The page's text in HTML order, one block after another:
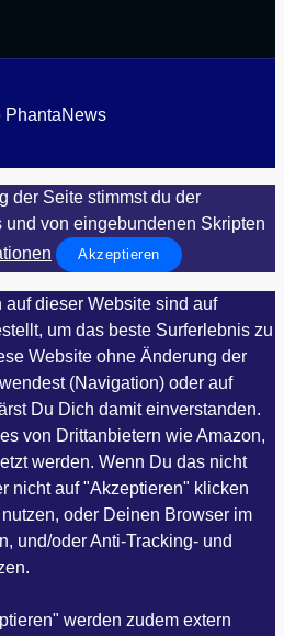
der Seite stimmst du der
von eingebundenen Skripten
Akzeptieren
dieser Website sind auf
um das beste Surferlebnis zu
Website ohne Änderung der
(Navigation) oder auf
Du Dich damit einverstanden.
von Drittanbietern wie Amazon,
werden. Wenn Du das nicht
nicht auf "Akzeptieren" klicken
oder Deinen Browser im
und/oder Anti-Tracking- und
werden zudem extern